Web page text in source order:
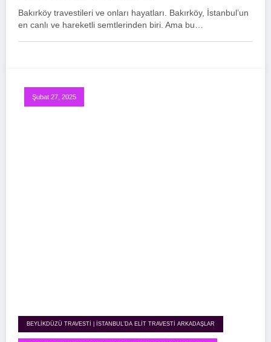
Bakırköy travestileri ve onları hayatları. Bakırköy, İstanbul’un
en canlı ve hareketli semtlerinden biri. Ama bu…
Şubat 27, 2025
BEYLIKDÜZÜ TRAVESTI | İSTANBUL’DA ELIT TRAVESTI ARKADAŞLAR